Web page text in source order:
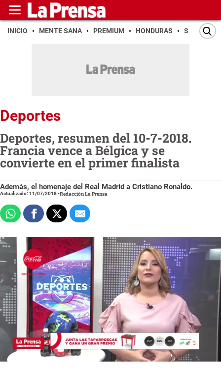
INICIO MENTE SANA PREMIUM HONDURAS SAN PEDRO
Deportes
Deportes, resumen del 10-7-2018.
Francia vence a Bélgica y se
convierte en el primer finalista
Además, el homenaje del Real Madrid a Cristiano Ronaldo.
Actualizado: 11/07/2018-Redacción La Prensa